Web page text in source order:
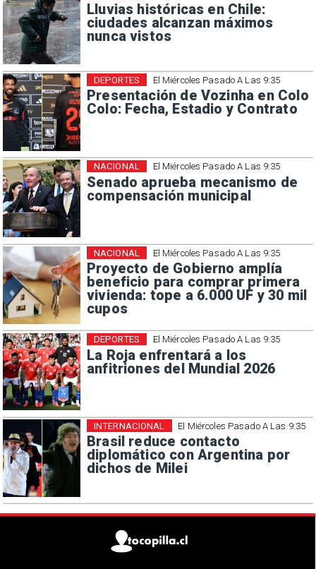
Lluvias históricas en Chile:
ciudades alcanzan máximos
nunca vistos
El Miércoles Pasado A Las 9:35
Presentación de Vozinha en Colo
Colo: Fecha, Estadio y Contrato
DEPORTES
El Miércoles Pasado A Las 9:35
Senado aprueba mecanismo de
compensación municipal
NACIONAL
El Miércoles Pasado A Las 9:35
Proyecto de Gobierno amplía
beneficio para comprar primera
vivienda: tope a 6.000 UF y 30 mil
cupos
NACIONAL
El Miércoles Pasado A Las 9:35
La Roja enfrentará a los
anfitriones del Mundial 2026
DEPORTES
El Miércoles Pasado A Las 9:35
Brasil reduce contacto
diplomático con Argentina por
dichos de Milei
INTERNACIONAL